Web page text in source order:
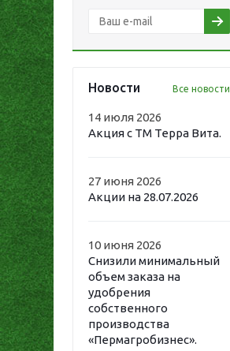
Новости Все новости
14 июля 2026
Акция с ТМ Терра Вита.
27 июня 2026
Акции на 28.07.2026
10 июня 2026
Снизили минимальный
объем заказа на
удобрения
собственного
производства
«Пермагробизнес».